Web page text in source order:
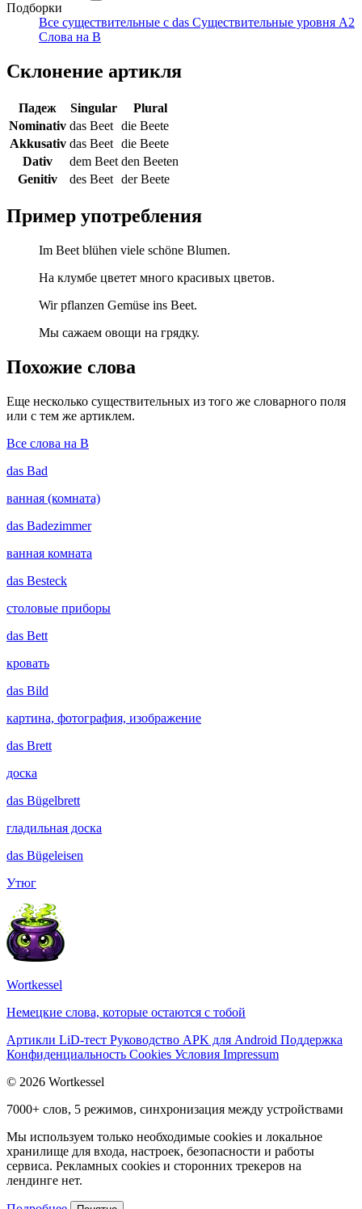
Подборки
Все существительные с das Существительные уровня A2
Слова на B
Склонение артикля
Падеж Singular
Plural
Nominativ das Beet die Beete
Akkusativ das Beet die Beete
Dativ
dem Beet den Beeten
Genitiv
des Beet der Beete
Пример употребления
Im Beet blühen viele schöne Blumen.
На клумбе цветет много красивых цветов.
Wir pflanzen Gemüse ins Beet.
Мы сажаем овощи на грядку.
Похожие слова
Еще несколько существительных из того же словарного поля
или с тем же артиклем.
Все слова на B
das Bad
ванная (комната)
das Badezimmer
ванная комната
das Besteck
столовые приборы
das Bett
кровать
das Bild
картина, фотография, изображение
das Brett
доска
das Bügelbrett
гладильная доска
das Bügeleisen
Утюг
Wortkessel
Немецкие слова, которые остаются с тобой
Артикли LiD-тест Руководство APK для Android Поддержка
Конфиденциальность Cookies Условия Impressum
© 2026 Wortkessel
7000+ слов, 5 режимов, синхронизация между устройствами
Мы используем только необходимые cookies и локальное
хранилище для входа, настроек, безопасности и работы
сервиса. Рекламных cookies и сторонних трекеров на
лендинге нет.